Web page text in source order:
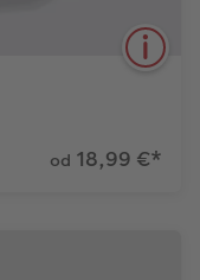
od 18,99 €*